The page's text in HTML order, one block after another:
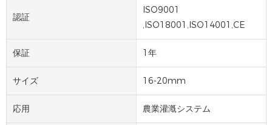
認証
ISO9001
,ISO18001,ISO14001,CE
保証 1年
サイズ 16-20mm
応用 農業灌漑システム